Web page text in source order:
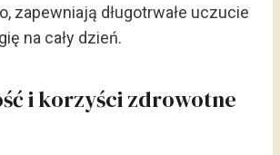
zapewniają długotrwałe uczucie
na cały dzień.
i korzyści zdrowotne